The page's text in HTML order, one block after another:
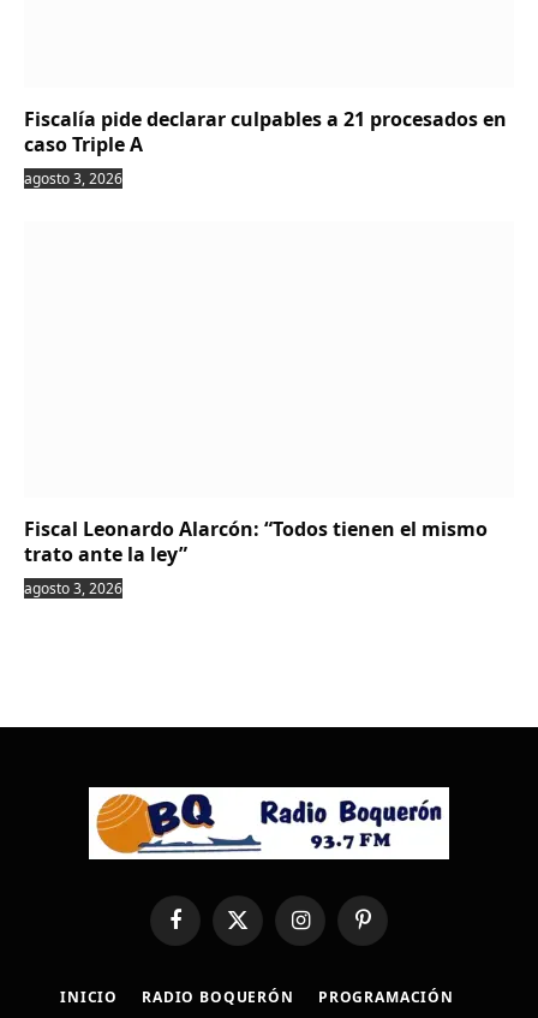
Fiscalía pide declarar culpables a 21 procesados en
caso Triple A
agosto 3, 2026
Fiscal Leonardo Alarcón: “Todos tienen el mismo
trato ante la ley”
agosto 3, 2026
FacebookX
(Twitter)
InstagramPinterest
INICIO RADIO BOQUERÓN PROGRAMACIÓN